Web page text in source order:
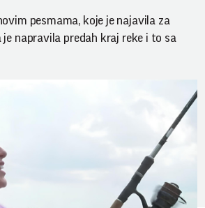
pesmama, koje je najavila za
je napravila predah kraj reke i to sa